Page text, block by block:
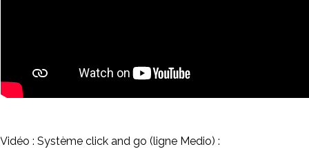
Vidéo : Système click and go (ligne Medio) :